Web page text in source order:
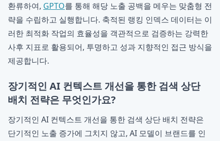
환류하여, GPTO를 통해 해당 노출 공백을 메우는 맞춤형 전
략을 수립하고 실행합니다. 축적된 랭킹 인덱스 데이터는 이
러한 최적화 작업의 효율성을 객관적으로 검증하는 강력한
사후 지표로 활용되어, 투명하고 성과 지향적인 접근 방식을
제공합니다.
장기적인 AI 컨텍스트 개선을 통한 검색 상단
배치 전략은 무엇인가요?
장기적인 AI 컨텍스트 개선을 통한 검색 상단 배치 전략은
단기적인 노출 증가에 그치지 않고, AI 모델이 브랜드를 인